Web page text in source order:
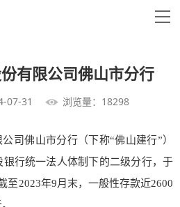
有限公司佛山市分行
07-31 浏览量：18298
司佛山市分行（下称“佛山建行”）
银行统一法人体制下的二级分行，于
至2023年9月末，一般性存款近2600